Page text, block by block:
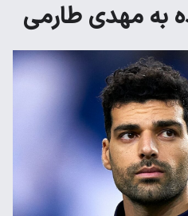
به مهدی طارمی